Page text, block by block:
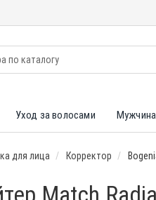
Уход за волосами
для лица Корректор